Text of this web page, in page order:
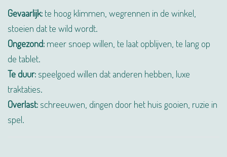
Gevaarlijk: te hoog klimmen, wegrennen in de winkel,
stoeien dat te wild wordt.
Ongezond: meer snoep willen, te laat opblijven, te lang op
de tablet.
Te duur: speelgoed willen dat anderen hebben, luxe
traktaties.
Overlast: schreeuwen, dingen door het huis gooien, ruzie in
spel.